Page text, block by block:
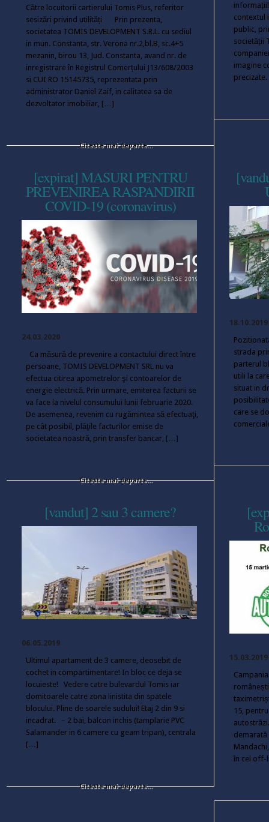
Către locuitorii cartierului Tomis Plus, referitor
sesizări privind utilități Prin prezenta,
societatea TOMIS DEVELOPMENT S.R.L. cu sediul
in mun. Constanta, str. Verona nr.2,bl.B, sc.4+5
mezanin, birou 13, Jud. Constanta, avand nr. de
inregistrare în Registrul Comerțului J13/608/2003
si CUI RO 15145735, reprezentata prin
administrator Daniel Zaif, in calitatea sa de
dezvoltator imobiliar, […]
Citeste mai departe...
contextul
public,
societății
imagine
[expirat] MASURI PENTRU
PREVENIREA RASPANDIRII
COVID-19 (coronavirus)
24.03.2020
Ca măsură de prevenire a contactului direct între
persoane, TOMIS DEVELOPMENT SRL nu va
efectua citirea apometrelor şi contoarelor de
energie electrică. Prin urmare, emiterea facturii se
va face la nivelul consumului lunii februarie 2020.
De asemenea, revenim cu rugămintea să efectuaţi,
pe cât posibil, plăţile facturilor emise de
societatea noastră, prin transfer bancar, […]
Citeste mai departe...
18.10.2019
strada
parterul
utili la
situat in
care se
[vandut] 2 sau 3 camere?
06.05.2019
Ultimul apartament de 3 camere, deosebit de
cochet in compartimentare! In bloc ce deja se
locuieste! Vedere catre bulevardul Tomis iar
domitoarele catre zona linistita din spatele
blocului. Pline de soarele sudului! Etaj 2 din 9 si
incadrat. – 2 bai, balcon inchis (tamplarie PVC
Salamander in 6 camere cu geam tripan), centrala
[…]
Citeste mai departe...
15.03.2019
15,
demarată
în cel off-